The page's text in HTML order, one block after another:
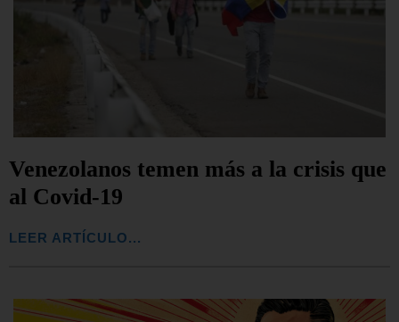
Venezolanos temen más a la crisis que
al Covid-19
LEER ARTÍCULO...